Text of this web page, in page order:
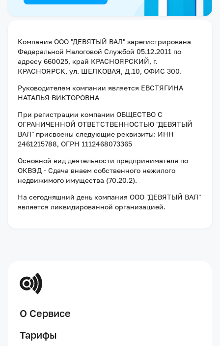
Компания ООО "ДЕВЯТЫЙ ВАЛ" зарегистрирована
Федеральной Налоговой Службой 05.12.2011 по
адресу 660025, край КРАСНОЯРСКИЙ, г.
КРАСНОЯРСК, ул. ШЕЛКОВАЯ, Д.10, ОФИС 300.
Руководителем компании является ЕВСТЯГИНА
НАТАЛЬЯ ВИКТОРОВНА
При регистрации компании ОБЩЕСТВО С
ОГРАНИЧЕННОЙ ОТВЕТСТВЕННОСТЬЮ "ДЕВЯТЫЙ
ВАЛ" присвоены следующие реквизиты: ИНН
2461215788, ОГРН 1112468073365
Основной вид деятельности предпринимателя по
ОКВЭД - Сдача внаем собственного нежилого
недвижимого имущества (70.20.2).
На сегодняшний день компания ООО "ДЕВЯТЫЙ ВАЛ"
является ликвидированной организацией.
О Сервисе
Тарифы